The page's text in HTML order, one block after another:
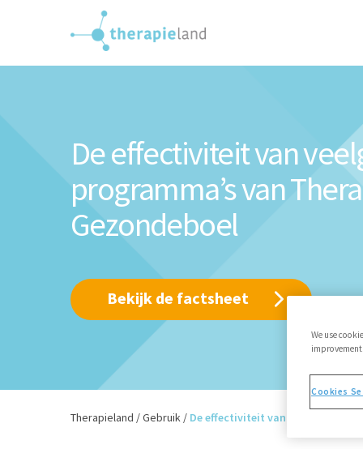
De effectiviteit van
programma’s van
Gezondeboel
Bekijk de factsheet
Therapieland /Gebruik / De effectiviteit van 6 programma’s
We use
Cookies